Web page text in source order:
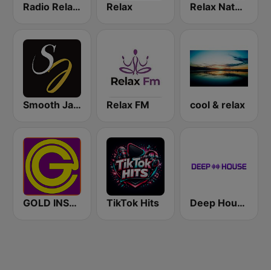
Radio Relax Instrumental Relax Relax Nature
Smooth Jazz Instrumental Relax FM cool & relax
GOLD INSTRUMENTAL TikTok Hits Deep House Radio